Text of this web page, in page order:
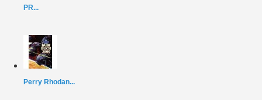
PR...
Perry Rhodan...